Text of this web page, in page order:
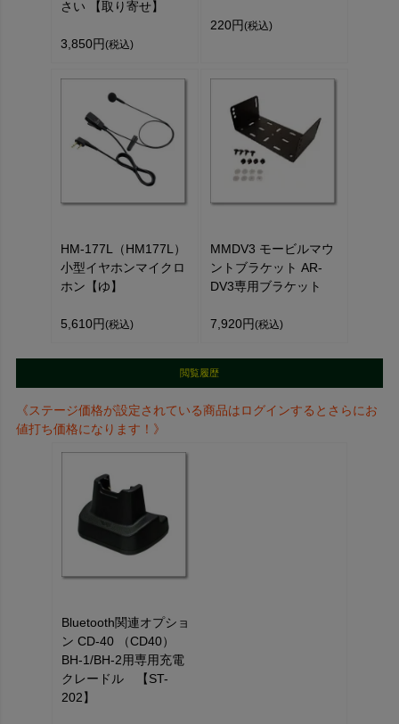
さい 【取り寄せ】
3,850円 (税込)
220円 (税込)
HM-177L（HM177L）
小型イヤホンマイクロ
ホン【ゆ】
5,610円 (税込)
MMDV3 モービルマウ
ントブラケット AR-
DV3専用ブラケット
7,920円 (税込)
閲覧履歴
《ステージ価格が設定されている商品はログインするとさらにお
値打ち価格になります！》
Bluetooth関連オプショ
ン CD-40 （CD40）
BH-1/BH-2用専用充電
クレードル 【ST-
202】